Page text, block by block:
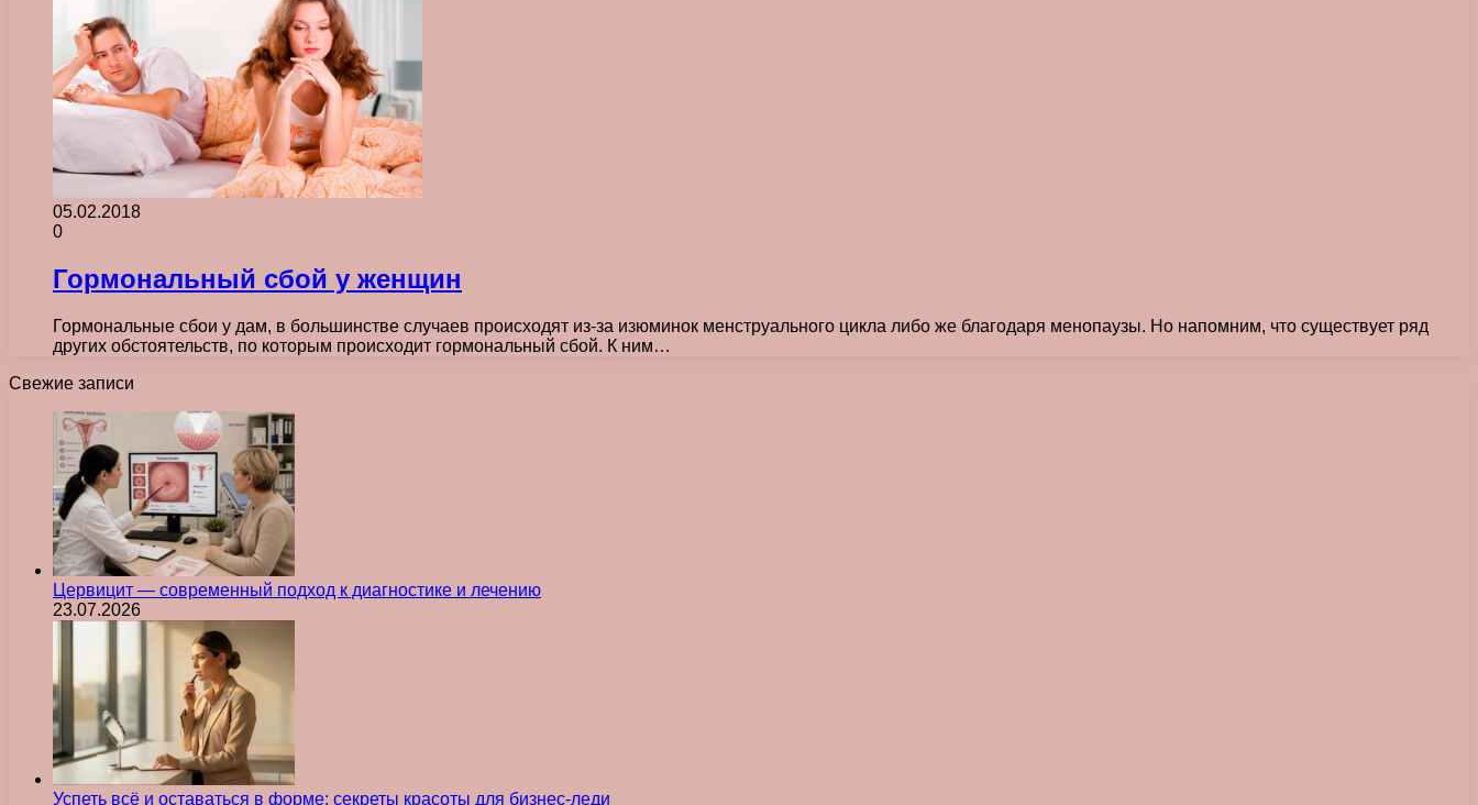
05.02.2018
0
Гормональный сбой у женщин
Гормональные сбои у дам, в большинстве случаев происходят из-за изюминок менструального цикла либо же благодаря менопаузы. Но напомним, что существует ряд
других обстоятельств, по которым происходит гормональный сбой. К ним…
Свежие записи
Цервицит — современный подход к диагностике и лечению
23.07.2026
Успеть всё и оставаться в форме: секреты красоты для бизнес-леди